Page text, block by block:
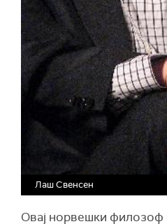
Лаш Свенсен
Овај норвешки филозоф